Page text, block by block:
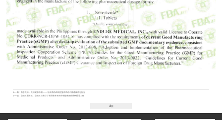
上一篇：
携手共进，共话健康中国 —— 桂林南药在校园宣讲活动中传递使命与担当
下一篇：
自治区副主席、自治区公安厅厅长杨维林率队莅临桂林南药调研指导工作
返回